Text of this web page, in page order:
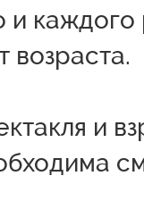
и
возраста.
и